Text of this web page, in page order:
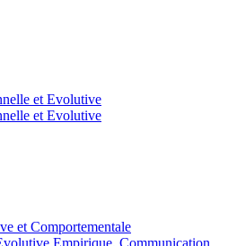
et Comportementale
Empirique, Communication